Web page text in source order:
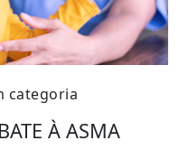
categoria
À ASMA